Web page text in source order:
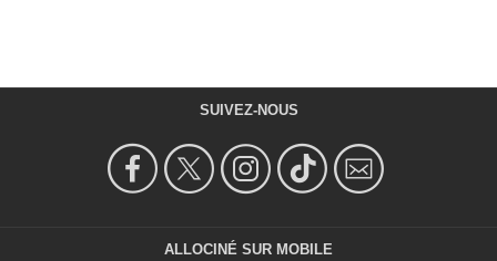
SUIVEZ-NOUS
ALLOCINÉ SUR MOBILE